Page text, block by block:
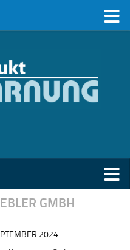
GMBH
2024